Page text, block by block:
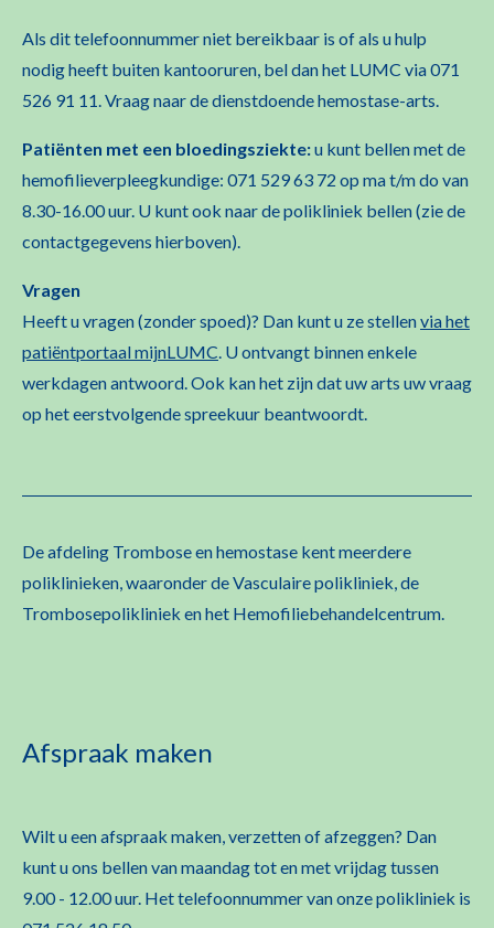
Als dit telefoonnummer niet bereikbaar is of als u hulp
nodig heeft buiten kantooruren, bel dan het LUMC via 071
526 91 11. Vraag naar de dienstdoende hemostase-arts.
Patiënten met een bloedingsziekte:u kunt bellen met de
hemofilieverpleegkundige: 071 529 63 72 op ma t/m do van
8.30-16.00 uur. U kunt ook naar de polikliniek bellen (zie de
contactgegevens hierboven).
Vragen
Heeft u vragen (zonder spoed)? Dan kunt u ze stellenvia het
patiëntportaal mijnLUMC. U ontvangt binnen enkele
werkdagen antwoord. Ook kan het zijn dat uw arts uw vraag
op het eerstvolgende spreekuur beantwoordt.
De afdeling Trombose en hemostase kent meerdere
poliklinieken, waaronder de Vasculaire polikliniek, de
Trombosepolikliniek en het Hemofiliebehandelcentrum.
Afspraak maken
Wilt u een afspraak maken, verzetten of afzeggen? Dan
kunt u ons bellen van maandag tot en met vrijdag tussen
9.00 - 12.00 uur. Het telefoonnummer van onze polikliniek is